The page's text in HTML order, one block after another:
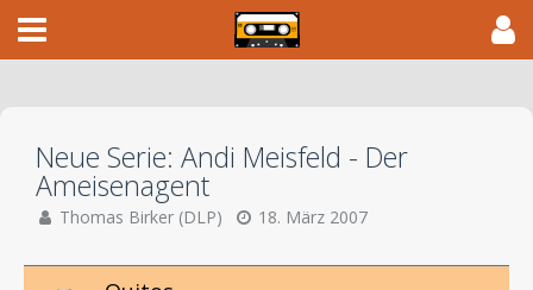
Neue Serie: Andi Meisfeld - Der
Ameisenagent
Thomas Birker (DLP) 18. März 2007